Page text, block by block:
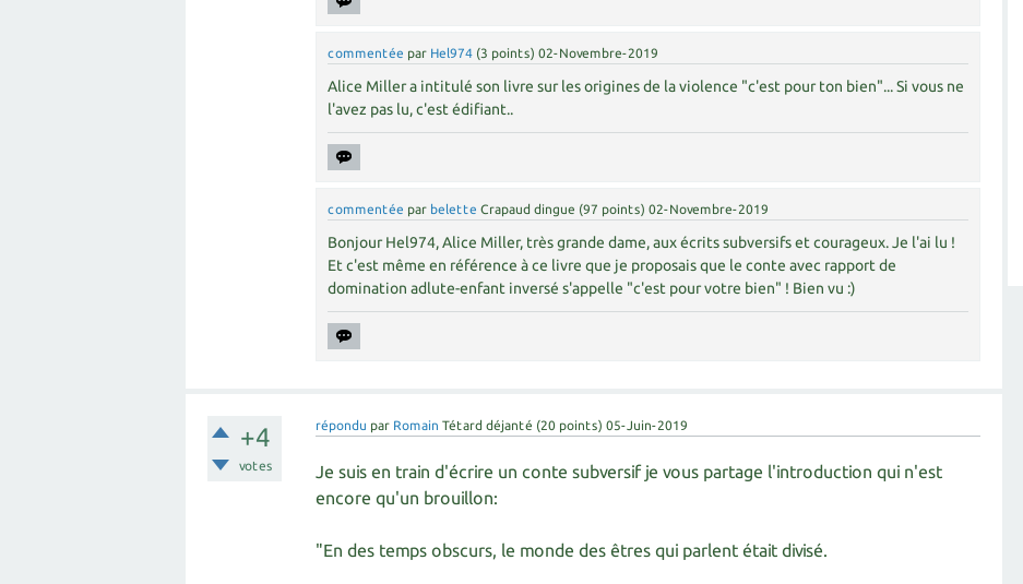
commentée par Hel974 (3 points) 02-Novembre-2019
Alice Miller a intitulé son livre sur les origines de la violence "c'est pour ton bien"... Si vous ne
l'avez pas lu, c'est édifiant..
commentée par belette Crapaud dingue (97 points) 02-Novembre-2019
Bonjour Hel974, Alice Miller, très grande dame, aux écrits subversifs et courageux. Je l'ai lu !
Et c'est même en référence à ce livre que je proposais que le conte avec rapport de
domination adlute-enfant inversé s'appelle "c'est pour votre bien" ! Bien vu :)
+4
votes
répondu par Romain Tétard déjanté (20 points) 05-Juin-2019
Je suis en train d'écrire un conte subversif je vous partage l'introduction qui n'est
encore qu'un brouillon:
"En des temps obscurs, le monde des êtres qui parlent était divisé.